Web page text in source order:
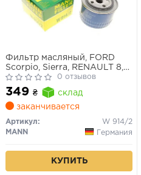
Фильтр масляный, FORD
Scorpio, Sierra, RENAULT 8,
10, 14, 16, 18, 20, 25, 30, Trafic,
LADA 110, 111,
0 отзывов
349 ₴
склад
заканчивается
Артикул:
W 914/2
MANN
Германия
КУПИТЬ